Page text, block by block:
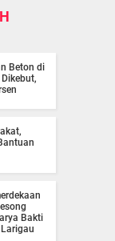
Beton di
Bakti